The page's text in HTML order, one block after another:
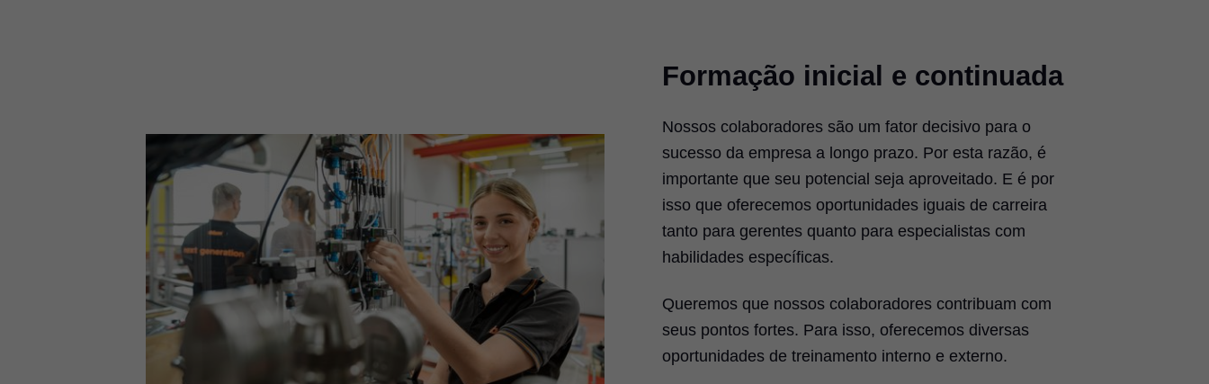
Formação inicial e continuada
Nossos colaboradores são um fator decisivo para o
sucesso da empresa a longo prazo. Por esta razão, é
importante que seu potencial seja aproveitado. E é por
isso que oferecemos oportunidades iguais de carreira
tanto para gerentes quanto para especialistas com
habilidades específicas.
Queremos que nossos colaboradores contribuam com
seus pontos fortes. Para isso, oferecemos diversas
oportunidades de treinamento interno e externo.